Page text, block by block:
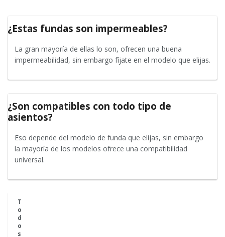
¿Estas fundas son impermeables?
La gran mayoría de ellas lo son, ofrecen una buena
impermeabilidad, sin embargo fíjate en el modelo que elijas.
¿Son compatibles con todo tipo de
asientos?
Eso depende del modelo de funda que elijas, sin embargo
la mayoría de los modelos ofrece una compatibilidad
universal.
T
o
d
o
s